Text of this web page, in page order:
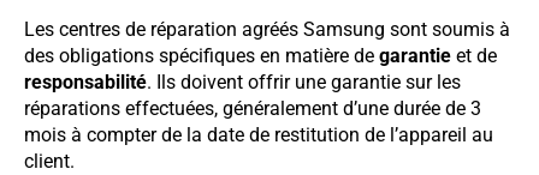
Les centres de réparation agréés Samsung sont soumis à
des obligations spécifiques en matière de garantie et de
responsabilité. Ils doivent offrir une garantie sur les
réparations effectuées, généralement d’une durée de 3
mois à compter de la date de restitution de l’appareil au
client.